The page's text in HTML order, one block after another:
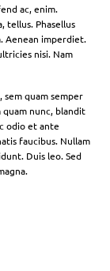
ac, enim.
tellus. Phasellus
Aenean imperdiet.
nisi. Nam
quam semper
quam nunc, blandit
odio et ante
faucibus. Nullam
Duis leo. Sed